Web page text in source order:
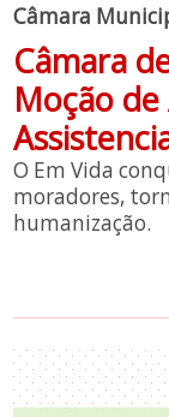
Câmara
Câmara
Moção de
O Em Vida
moradores,
humanização.